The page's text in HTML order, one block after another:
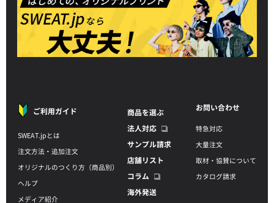
ご利用ガイド
SWEAT.jpとは
注文方法・追加注文
オリジナルのつくり方（商品別）
ヘルプ
メディア紹介
商品を選ぶ
法人対応
サンプル請求
店舗リスト
コラム
海外発送
お問い合わせ
特急対応
大量注文
取材・協賛について
カタログ請求